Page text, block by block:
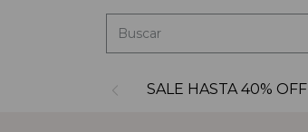
SALE HASTA 40% OFF